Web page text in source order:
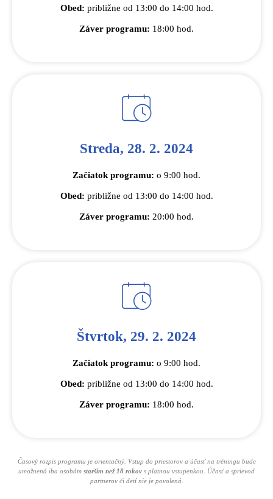
Obed: približne od 13:00 do 14:00 hod.
Záver programu: 18:00 hod.
Streda, 28. 2. 2024
Začiatok programu: o 9:00 hod.
Obed: približne od 13:00 do 14:00 hod.
Záver programu: 20:00 hod.
Štvrtok, 29. 2. 2024
Začiatok programu: o 9:00 hod.
Obed: približne od 13:00 do 14:00 hod.
Záver programu: 18:00 hod.
Časový rozpis programu je orientačný. Vstup do priestorov a účasť na tréningu bude
umožnená iba osobám starším než 18 rokov s platnou vstupenkou. Účasť a sprievod
partnerov či detí nie je povolená.